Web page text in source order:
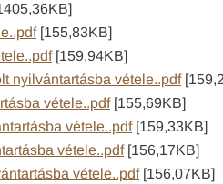
[155,83KB]
[159,94KB]
nyilvántartásba vétele..pdf
vétele..pdf[155,69KB]
vétele..pdf[159,33KB]
vétele..pdf[156,17KB]
vétele..pdf[156,07KB]